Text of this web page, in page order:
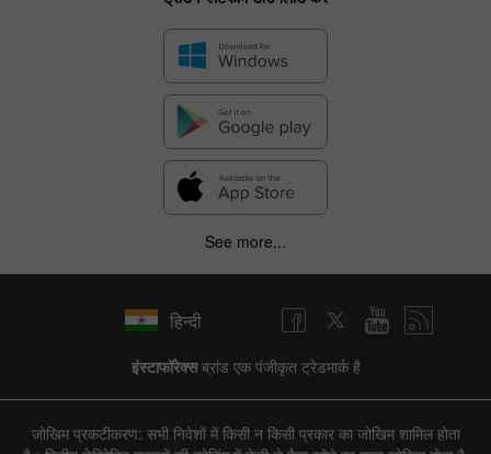
See more...
हिन्दी
इंस्टाफॉरेक्सब्रांड एक पंजीकृत ट्रेडमार्क है
जोखिम प्रकटीकरण: सभी निवेशों में किसी न किसी प्रकार का जोखिम शामिल होता